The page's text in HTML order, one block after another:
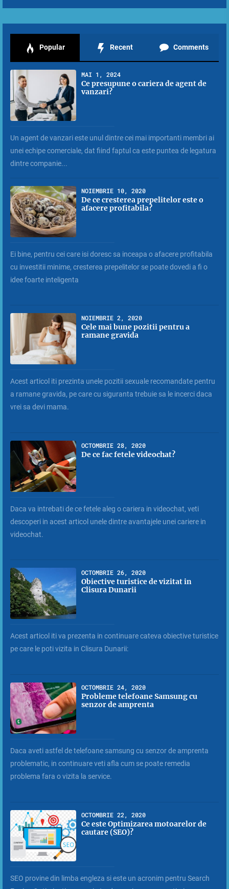
Popular Recent Comments
MAI 1, 2024
Ce presupune o cariera de agent de
vanzari?
Un agent de vanzari este unul dintre cei mai importanti membri ai
unei echipe comerciale, dat fiind faptul ca este puntea de legatura
dintre companie...
NOIEMBRIE 10, 2020
De ce cresterea prepelitelor este o
afacere profitabila?
Ei bine, pentru cei care isi doresc sa inceapa o afacere profitabila
cu investitii minime, cresterea prepelitelor se poate dovedi a fi o
idee foarte inteligenta
NOIEMBRIE 2, 2020
Cele mai bune pozitii pentru a
ramane gravida
Acest articol iti prezinta unele pozitii sexuale recomandate pentru
a ramane gravida, pe care cu siguranta trebuie sa le incerci daca
vrei sa devi mama.
OCTOMBRIE 28, 2020
De ce fac fetele videochat?
Daca va intrebati de ce fetele aleg o cariera in videochat, veti
descoperi in acest articol unele dintre avantajele unei cariere in
videochat.
OCTOMBRIE 26, 2020
Obiective turistice de vizitat in
Clisura Dunarii
Acest articol iti va prezenta in continuare cateva obiective turistice
pe care le poti vizita in Clisura Dunarii:
OCTOMBRIE 24, 2020
Probleme telefoane Samsung cu
senzor de amprenta
Daca aveti astfel de telefoane samsung cu senzor de amprenta
problematic, in continuare veti afla cum se poate remedia
problema fara o vizita la service.
OCTOMBRIE 22, 2020
Ce este Optimizarea motoarelor de
cautare (SEO)?
SEO provine din limba engleza si este un acronim pentru Search